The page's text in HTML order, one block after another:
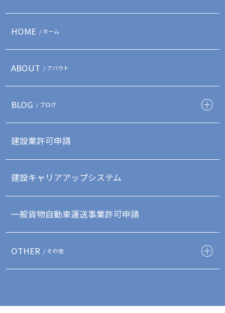
HOME / ホーム
ABOUT / アバウト
BLOG / ブログ
建設業許可申請
建設キャリアアップシステム
一般貨物自動車運送事業許可申請
OTHER / その他